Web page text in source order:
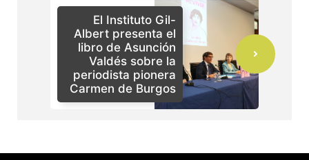
El Instituto Gil-
Albert presenta el
libro de Asunción
Valdés sobre la
periodista pionera
Carmen de Burgos